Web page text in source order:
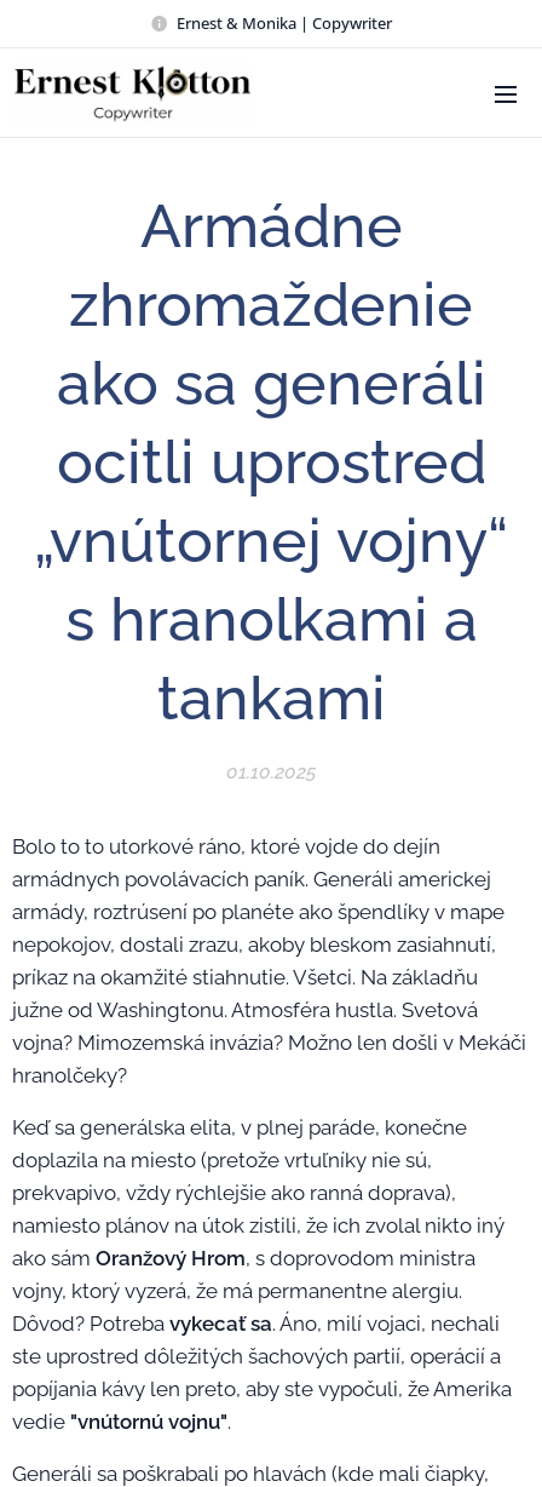
Ernest & Monika | Copywriter
Armádne
zhromaždenie
ako sa generáli
ocitli uprostred
„vnútornej vojny“
s hranolkami a
tankami
01.10.2025
Bolo to to utorkové ráno, ktoré vojde do dejín
armádnych povolávacích paník. Generáli americkej
armády, roztrúsení po planéte ako špendlíky v mape
nepokojov, dostali zrazu, akoby bleskom zasiahnutí,
príkaz na okamžité stiahnutie. Všetci. Na základňu
južne od Washingtonu. Atmosféra hustla. Svetová
vojna? Mimozemská invázia? Možno len došli v Mekáči
hranolčeky?
Keď sa generálska elita, v plnej paráde, konečne
doplazila na miesto (pretože vrtuľníky nie sú,
prekvapivo, vždy rýchlejšie ako ranná doprava),
namiesto plánov na útok zistili, že ich zvolal nikto iný
ako sám Oranžový Hrom, s doprovodom ministra
vojny, ktorý vyzerá, že má permanentne alergiu.
Dôvod? Potreba vykecať sa. Áno, milí vojaci, nechali
ste uprostred dôležitých šachových partií, operácií a
popíjania kávy len preto, aby ste vypočuli, že Amerika
vedie "vnútornú vojnu".
Generáli sa poškrabali po hlavách (kde mali čiapky,